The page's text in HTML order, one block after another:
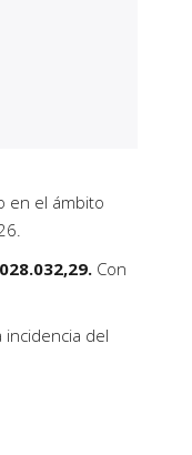
en el ámbito
Con
del